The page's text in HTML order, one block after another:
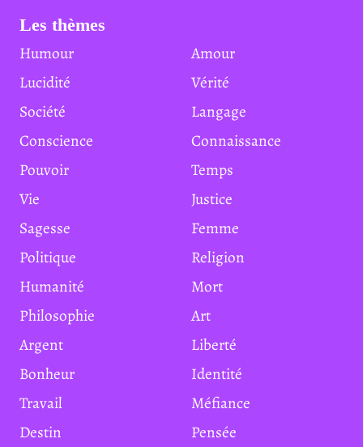
Les thèmes
Humour
Amour
Lucidité
Vérité
Société
Langage
Conscience
Connaissance
Pouvoir
Temps
Vie
Justice
Sagesse
Femme
Politique
Religion
Humanité
Mort
Philosophie
Art
Argent
Liberté
Bonheur
Identité
Travail
Méfiance
Destin
Pensée